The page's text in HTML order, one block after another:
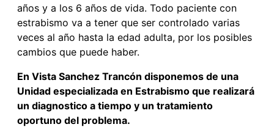
años y a los 6 años de vida. Todo paciente con
estrabismo va a tener que ser controlado varias
veces al año hasta la edad adulta, por los posibles
cambios que puede haber.
En Vista Sanchez Trancón disponemos de una
Unidad especializada en Estrabismo que realizará
un diagnostico a tiempo y un tratamiento
oportuno del problema.